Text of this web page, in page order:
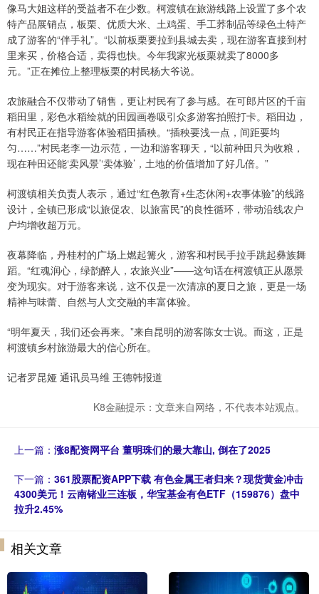
像马大姐这样的受益者不在少数。柯渡镇在旅游线路上设置了多个农
特产品展销点，板栗、优质大米、土鸡蛋、手工荞制品等绿色土特产
成了游客的“伴手礼”。“以前板栗要拉到县城去卖，现在游客直接到村
里来买，价格合适，卖得也快。今年我家光板栗就卖了8000多
元。”正在摊位上整理板栗的村民杨大爷说。
农旅融合不仅带动了销售，更让村民有了参与感。在可郎片区的千亩
稻田里，彩色水稻绘就的田园画卷吸引众多游客拍照打卡。稻田边，
有村民正在指导游客体验稻田插秧。“插秧要浅一点，间距要均
匀……”村民老李一边示范，一边和游客聊天，“以前种田只为收粮，
现在种田还能‘卖风景’‘卖体验’，土地的价值增加了好几倍。”
柯渡镇相关负责人表示，通过“红色教育+生态休闲+农事体验”的线路
设计，全镇已形成“以旅促农、以旅富民”的良性循环，带动沿线农户
户均增收超万元。
夜幕降临，丹桂村的广场上燃起篝火，游客和村民手拉手跳起彝族舞
蹈。“红魂润心，绿韵醉人，农旅兴业”——这句话在柯渡镇正从愿景
变为现实。对于游客来说，这不仅是一次清凉的夏日之旅，更是一场
精神与味蕾、自然与人文交融的丰富体验。
“明年夏天，我们还会再来。”来自昆明的游客陈女士说。而这，正是
柯渡镇乡村旅游最大的信心所在。
记者罗昆娅 通讯员马维 王德韩报道
K8金融提示：文章来自网络，不代表本站观点。
上一篇： 涨8配资网平台 董明珠们的最大靠山, 倒在了2025
下一篇： 361股票配资APP下载 有色金属王者归来？现货黄金冲击
4300美元！云南锗业三连板，华宝基金有色ETF（159876）盘中
拉升2.45%
相关文章